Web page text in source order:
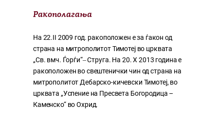
Ракополагања
На 22.II 2009 год. ракоположен e за ѓакон од
страна на митрополитот Тимотеј во црквата
„Св. вмч. Ѓорѓи“‒ Струга. На 20. X 2013 година е
ракоположен во свештенички чин од страна на
митрополитот Дебарско-кичевски Тимотеј, во
црквата „Успение на Пресвета Богородица –
Каменско“ во Охрид.